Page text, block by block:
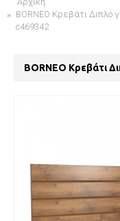
BORNEO Κρεβάτι
c469342